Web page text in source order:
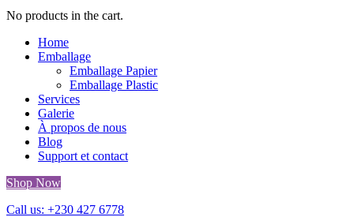
No products in the cart.
Home
Emballage
Emballage Papier
Emballage Plastic
Services
Galerie
À propos de nous
Blog
Support et contact
Shop Now
Call us: +230 427 6778